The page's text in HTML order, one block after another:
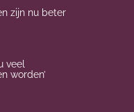
zijn nu beter
veel
worden’